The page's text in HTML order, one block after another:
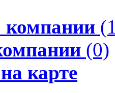
(0)
карте